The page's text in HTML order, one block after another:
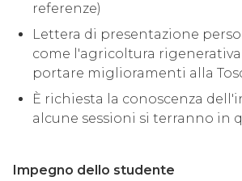
referenze)
Lettera di presentazione
come l'agricoltura
portare miglioramenti alla
È richiesta la conoscenza
alcune sessioni si terranno in
Impegno dello studente